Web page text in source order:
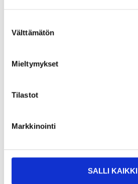
valinta
Välttämätön
Mieltymykset
Tilastot
Markkinointi
SALLI KAIKKI
5